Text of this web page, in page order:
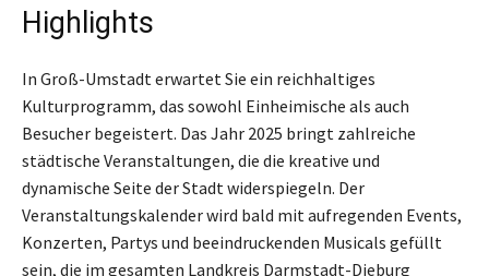
Highlights
In Groß-Umstadt erwartet Sie ein reichhaltiges
Kulturprogramm, das sowohl Einheimische als auch
Besucher begeistert. Das Jahr 2025 bringt zahlreiche
städtische Veranstaltungen, die die kreative und
dynamische Seite der Stadt widerspiegeln. Der
Veranstaltungskalender wird bald mit aufregenden Events,
Konzerten, Partys und beeindruckenden Musicals gefüllt
sein, die im gesamten Landkreis Darmstadt-Dieburg